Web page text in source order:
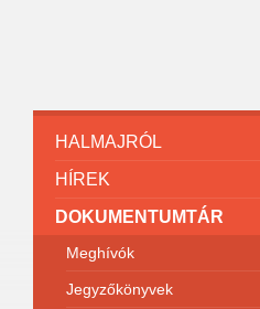
HALMAJRÓL
HÍREK
DOKUMENTUMTÁR
Meghívók
Jegyzőkönyvek